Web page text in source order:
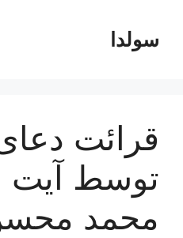
محتواسولدا
قرائت
توسط آیت
محمد